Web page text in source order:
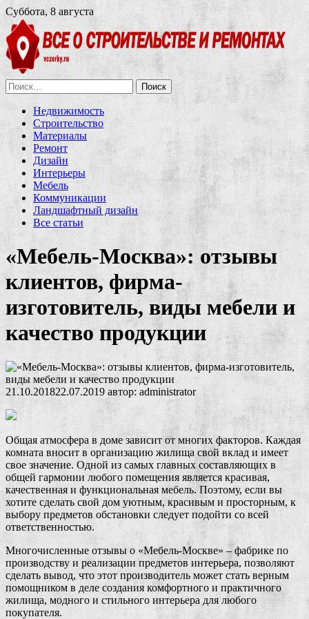
Суббота, 8 августа
Найти:
Недвижимость
Строительство
Материалы
Ремонт
Дизайн
Интерьеры
Мебель
Коммуникации
Ландшафтный дизайн
Все статьи
«Мебель-Москва»: отзывы
клиентов, фирма-
изготовитель, виды мебели и
качество продукции
21.10.201822.07.2019 автор: administrator
Общая атмосфера в доме зависит от многих факторов. Каждая
комната вносит в организацию жилища свой вклад и имеет
свое значение. Одной из самых главных составляющих в
общей гармонии любого помещения является красивая,
качественная и функциональная мебель. Поэтому, если вы
хотите сделать свой дом уютным, красивым и просторным, к
выбору предметов обстановки следует подойти со всей
ответственностью.
Многочисленные отзывы о «Мебель-Москве» – фабрике по
производству и реализации предметов интерьера, позволяют
сделать вывод, что этот производитель может стать верным
помощником в деле создания комфортного и практичного
жилища, модного и стильного интерьера для любого
покупателя.